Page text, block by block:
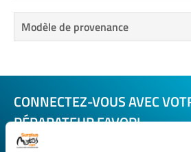
Modèle de provenance
CONNECTEZ-VOUS AVEC
RÉPARATEUR FAVORI